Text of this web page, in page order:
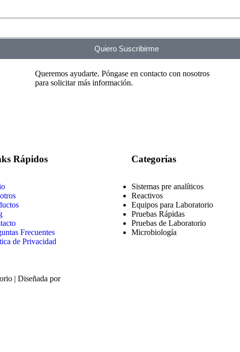
Quiero Suscribirme
Queremos ayudarte. Póngase en contacto con nosotros
para solicitar más información.
Rápidos
Frecuentes
de Privacidad
Categorías
Sistemas pre analíticos
Reactivos
Equipos para Laboratorio
Pruebas Rápidas
Pruebas de Laboratorio
Microbiología
| Diseñada por